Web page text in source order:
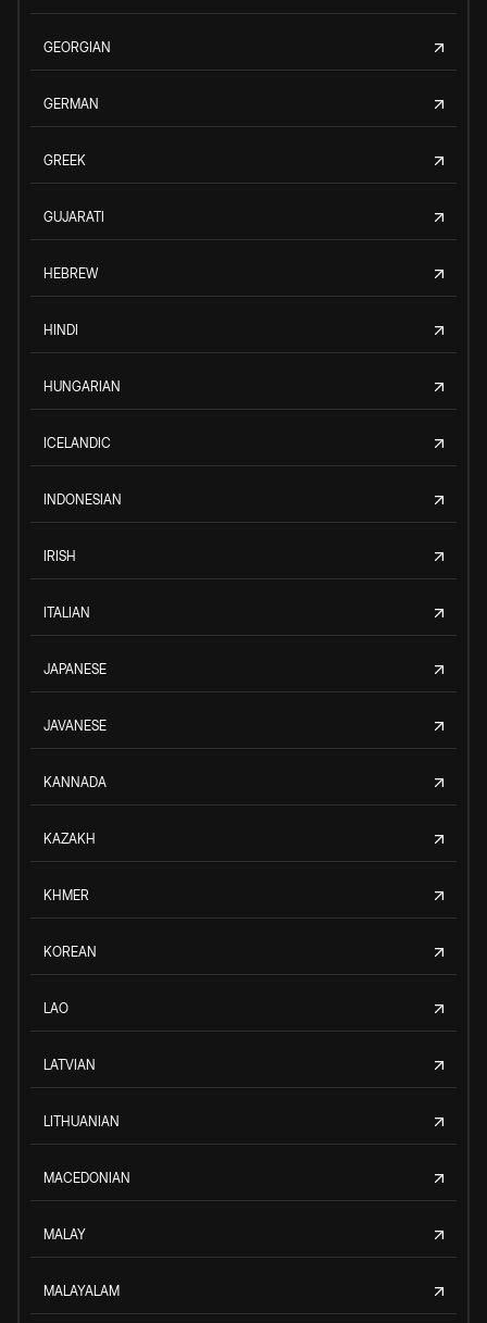
GEORGIAN
GERMAN
GREEK
GUJARATI
HEBREW
HINDI
HUNGARIAN
ICELANDIC
INDONESIAN
IRISH
ITALIAN
JAPANESE
JAVANESE
KANNADA
KAZAKH
KHMER
KOREAN
LAO
LATVIAN
LITHUANIAN
MACEDONIAN
MALAY
MALAYALAM